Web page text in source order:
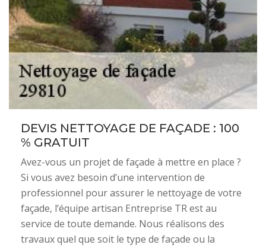
DEVIS NETTOYAGE DE FAÇADE : 100
% GRATUIT
Avez-vous un projet de façade à mettre en place ?
Si vous avez besoin d’une intervention de
professionnel pour assurer le nettoyage de votre
façade, l’équipe artisan Entreprise TR est au
service de toute demande. Nous réalisons des
travaux quel que soit le type de façade ou la